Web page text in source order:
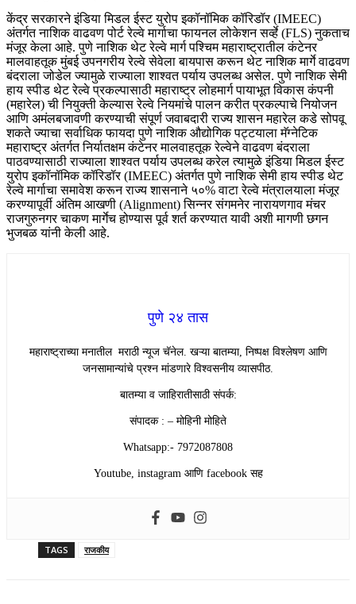
केंद्र सरकारने इंडिया मिडल ईस्ट युरोप इकॉनॉमिक कॉरिडॉर (IMEEC)
अंतर्गत नाशिक वाढवण पोर्ट रेल्वे मार्गाचा फायनल लोकेशन सर्व्हे (FLS) नुकताच
मंजूर केला आहे. पुणे नाशिक थेट रेल्वे मार्ग पश्चिम महाराष्ट्रातील कंटेनर
मालवाहतूक मुंबई उपनगरीय रेल्वे सेवेला बायपास करून थेट नाशिक मार्गे वाढवण
बंदराला जोडेल ज्यामुळे राज्याला शाश्वत पर्याय उपलब्ध असेल. पुणे नाशिक सेमी
हाय स्पीड थेट रेल्वे प्रकल्पासाठी महाराष्ट्र लोहमार्ग पायाभूत विकास कंपनी
(महारेल) ची नियुक्ती केल्यास रेल्वे नियमांचे पालन करीत प्रकल्पाचे नियोजन
आणि अमंलबजावणी करण्याची संपूर्ण जवाबदारी राज्य शासन महारेल कडे सोपवू
शकते ज्याचा सर्वाधिक फायदा पुणे नाशिक औद्योगिक पट्टयाला मॅग्नेटिक
महाराष्ट्र अंतर्गत निर्यातक्षम कंटेनर मालवाहतूक रेल्वेने वाढवण बंदराला
पाठवण्यासाठी राज्याला शाश्वत पर्याय उपलब्ध करेल त्यामुळे इंडिया मिडल ईस्ट
युरोप इकॉनॉमिक कॉरिडॉर (IMEEC) अंतर्गत पुणे नाशिक सेमी हाय स्पीड थेट
रेल्वे मार्गाचा समावेश करून राज्य शासनाने ५०% वाटा रेल्वे मंत्रालयाला मंजूर
करण्यापूर्वी अंतिम आखणी (Alignment) सिन्नर संगमनेर नारायणगाव मंचर
राजगुरुनगर चाकण मार्गेच होण्यास पूर्व शर्त करण्यात यावी अशी मागणी छगन
भुजबळ यांनी केली आहे.
पुणे २४ तास
महाराष्ट्राच्या मनातील मराठी न्यूज चॅनेल. खऱ्या बातम्या, निष्पक्ष विश्लेषण आणि
जनसामान्यांचे प्रश्न मांडणारे विश्वसनीय व्यासपीठ.
बातम्या व जाहिरातीसाठी संपर्क:
संपादक : – मोहिनी मोहिते
Whatsapp:- 7972087808
Youtube, instagram आणि facebook सह
TAGS राजकीय